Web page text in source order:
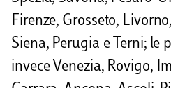
Firenze, Grosseto,
Siena, Perugia e Terni; le
invece Venezia, Rovigo,